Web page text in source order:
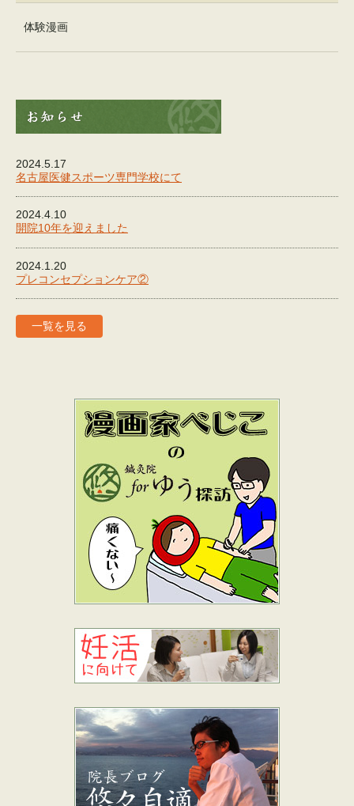
体験漫画
2024.5.17
名古屋医健スポーツ専門学校にて
2024.4.10
開院10年を迎えました
2024.1.20
プレコンセプションケア②
一覧を見る